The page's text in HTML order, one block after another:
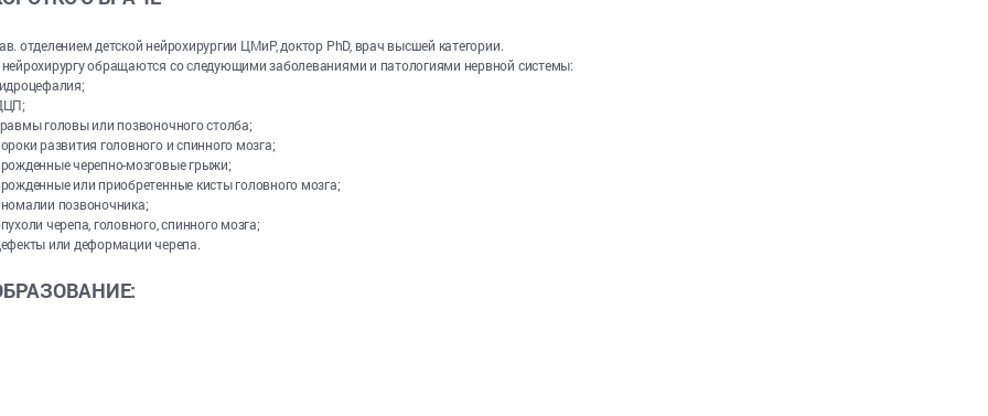
отделением детской нейрохирургии ЦМиР, доктор PhD, врач высшей категории.
обращаются со следующими заболеваниями и патологиями нервной системы:
головы или позвоночного столба;
развития головного и спинного мозга;
черепно-мозговые грыжи;
или приобретенные кисты головного мозга;
позвоночника;
черепа, головного, спинного мозга;
или деформации черепа.